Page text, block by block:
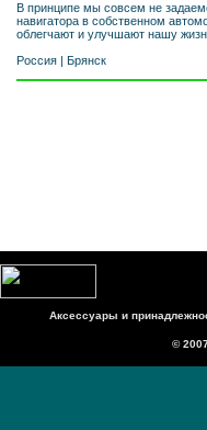
В принципе мы совсем не
навигатора в собственном
облегчают и улучшают нашу
Россия | Брянск
Аксессуары и
©